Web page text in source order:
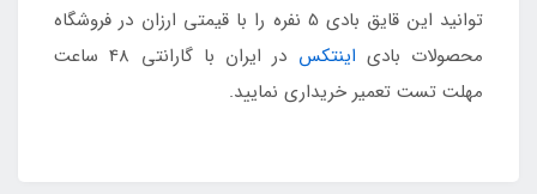
توانید این قایق بادی 5 نفره را با قیمتی ارزان در فروشگاه
محصولات بادی اینتکس
در ایران با گارانتی 48 ساعت
مهلت تست تعمیر خریداری نمایید.